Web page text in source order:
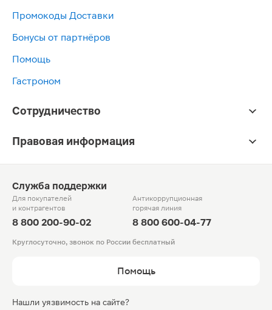
Промокоды Доставки
Бонусы от партнёров
Помощь
Гастроном
Сотрудничество
Правовая информация
Служба поддержки
Для покупателей
и контрагентов
8 800 200-90-02
Антикоррупционная
горячая линия
8 800 600-04-77
Круглосуточно, звонок по России бесплатный
Помощь
Нашли уязвимость на сайте?